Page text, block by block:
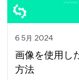
6 5月 2024
画像を使用し
方法